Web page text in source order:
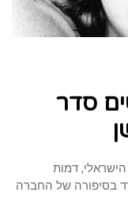
סדר
הישראלי, דמות
בסיפורה של החברה